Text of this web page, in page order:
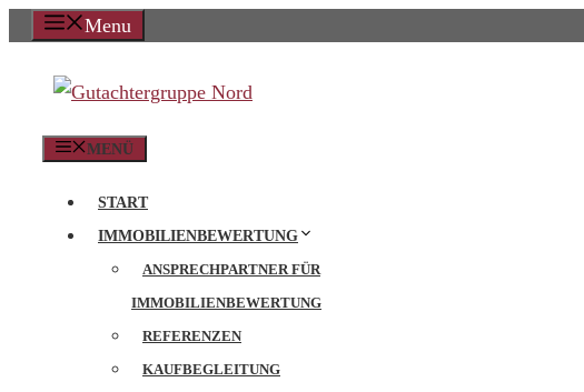
Zum
springen
Menu
MENÜ
START
IMMOBILIENBEWERTUNG
ANSPRECHPARTNER FÜR
IMMOBILIENBEWERTUNG
REFERENZEN
KAUFBEGLEITUNG